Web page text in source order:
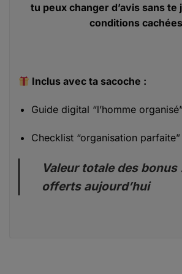
tu peux changer d’avis sans te
conditions
Inclus avec ta sacoche :
Guide digital “l’homme
Checklist “organisation
Valeur totale des bonus
offerts aujourd’hui